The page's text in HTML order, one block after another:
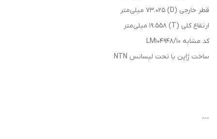
قطر خارجی (D) 73.025 میلی‌متر
ارتفاع کلی (T) 19.558 میلی‌متر
کد مشابه LM104948/10
ساخت ژاپن یا تحت لیسانس NTN
---